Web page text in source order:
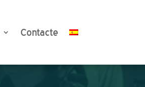
Contacte